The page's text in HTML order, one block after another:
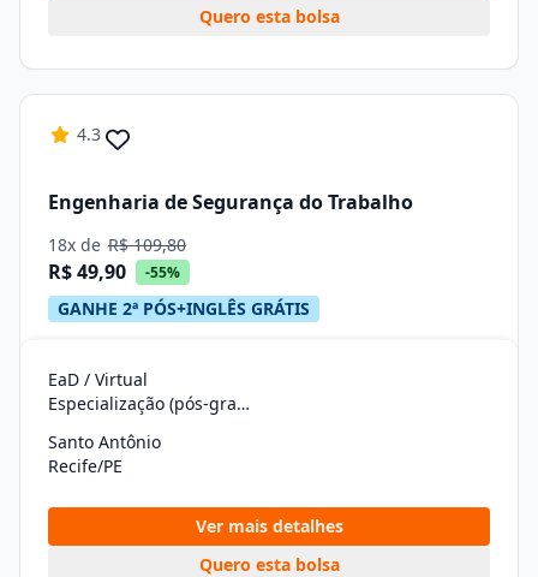
Quero esta bolsa
4.3
Engenharia de Segurança do Trabalho
18x de R$ 109,80
R$ 49,90 -55%
GANHE 2ª PÓS+INGLÊS GRÁTIS
EaD / Virtual
Especialização (pós-graduação)
Santo Antônio
Recife/PE
Ver mais detalhes
Quero esta bolsa